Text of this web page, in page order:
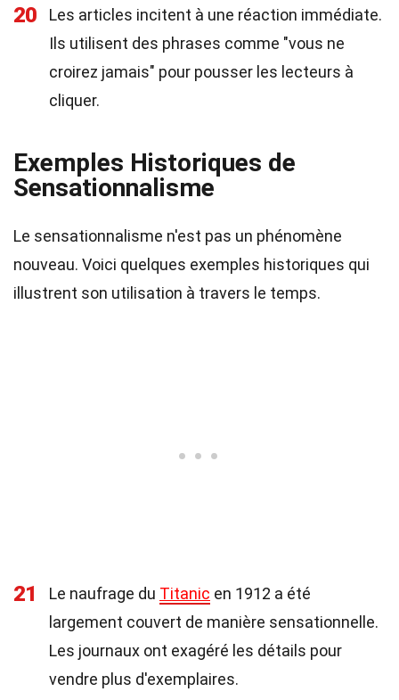
20
Les articles incitent à une réaction immédiate.
Ils utilisent des phrases comme "vous ne
croirez jamais" pour pousser les lecteurs à
cliquer.
Exemples Historiques de
Sensationnalisme
Le sensationnalisme n'est pas un phénomène
nouveau. Voici quelques exemples historiques qui
illustrent son utilisation à travers le temps.
21 Le naufrage du Titanic en 1912 a été
largement couvert de manière sensationnelle.
Les journaux ont exagéré les détails pour
vendre plus d'exemplaires.